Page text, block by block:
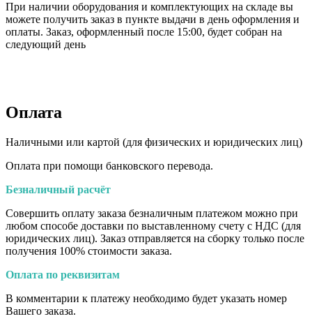
При наличии оборудования и комплектующих на складе вы
можете получить заказ в пункте выдачи в день оформления и
оплаты. Заказ, оформленный после 15:00, будет собран на
следующий день
Оплата
Наличными или картой (для физических и юридических лиц)
Оплата при помощи банковского перевода.
Безналичный расчёт
Совершить оплату заказа безналичным платежом можно при
любом способе доставки по выставленному счету с НДС (для
юридических лиц). Заказ отправляется на сборку только после
получения 100% стоимости заказа.
Оплата по реквизитам
В комментарии к платежу необходимо будет указать номер
Вашего заказа.